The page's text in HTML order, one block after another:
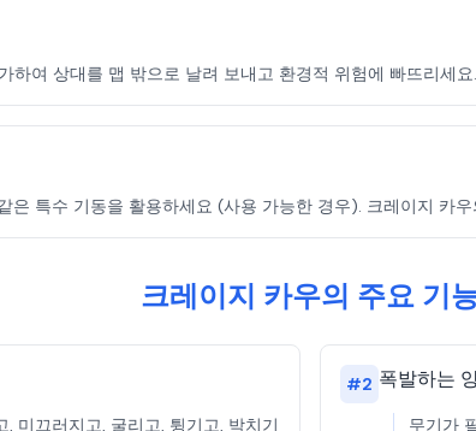
하여 상대를 맵 밖으로 날려 보내고 환경적 위험에 빠뜨리세
은 특수 기동을 활용하세요 (사용 가능한 경우). 크레이지 카
크레이지 카우의 주요 기
미끄러지고, 굴리고, 튕기고, 박치기
#2 폭발하는
무기가